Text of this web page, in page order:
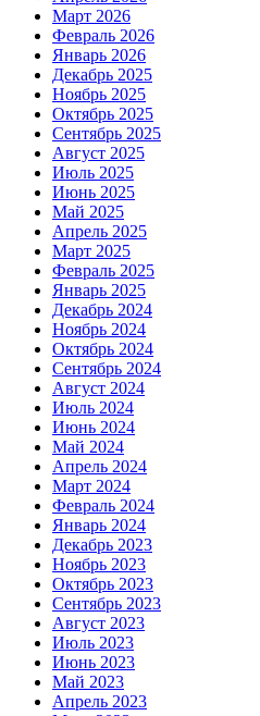
Март 2026
Февраль 2026
Январь 2026
Декабрь 2025
Ноябрь 2025
Октябрь 2025
Сентябрь 2025
Август 2025
Июль 2025
Июнь 2025
Май 2025
Апрель 2025
Март 2025
Февраль 2025
Январь 2025
Декабрь 2024
Ноябрь 2024
Октябрь 2024
Сентябрь 2024
Август 2024
Июль 2024
Июнь 2024
Май 2024
Апрель 2024
Март 2024
Февраль 2024
Январь 2024
Декабрь 2023
Ноябрь 2023
Октябрь 2023
Сентябрь 2023
Август 2023
Июль 2023
Июнь 2023
Май 2023
Апрель 2023